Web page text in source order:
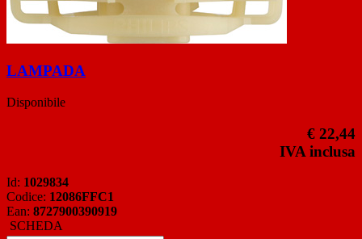
LAMPADA
Disponibile
€ 22,44
IVA inclusa
Id: 1029834
Codice: 12086FFC1
Ean: 8727900390919
SCHEDA